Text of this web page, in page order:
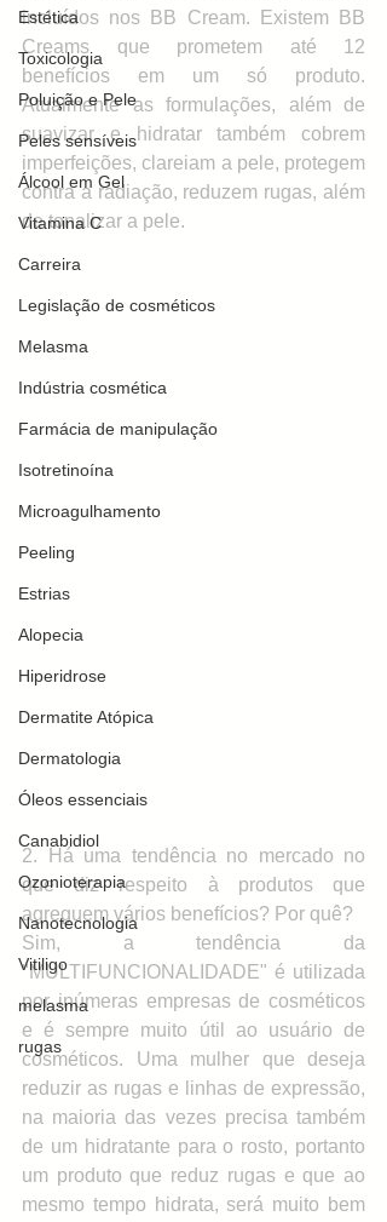
Estética
Toxicologia
Poluição e Pele
Peles sensíveis
Álcool em Gel
Vitamina C
Carreira
Legislação de cosméticos
Melasma
Indústria cosmética
Farmácia de manipulação
Isotretinoína
Microagulhamento
Peeling
Estrias
Alopecia
Hiperidrose
Dermatite Atópica
Dermatologia
Óleos essenciais
Canabidiol
Ozonioterapia
Nanotecnologia
Vitiligo
melasma
rugas
incluídos nos BB Cream. Existem BB
Creams que prometem até 12
benefícios em um só produto.
Atualmente as formulações, além de
suavizar e hidratar também cobrem
imperfeições, clareiam a pele, protegem
contra a radiação, reduzem rugas, além
de tonalizar a pele.
2. Há uma tendência no mercado no
que diz respeito à produtos que
agreguem vários benefícios? Por quê?
Sim, a tendência da
"MULTIFUNCIONALIDADE" é utilizada
por inúmeras empresas de cosméticos
e é sempre muito útil ao usuário de
cosméticos. Uma mulher que deseja
reduzir as rugas e linhas de expressão,
na maioria das vezes precisa também
de um hidratante para o rosto, portanto
um produto que reduz rugas e que ao
mesmo tempo hidrata, será muito bem